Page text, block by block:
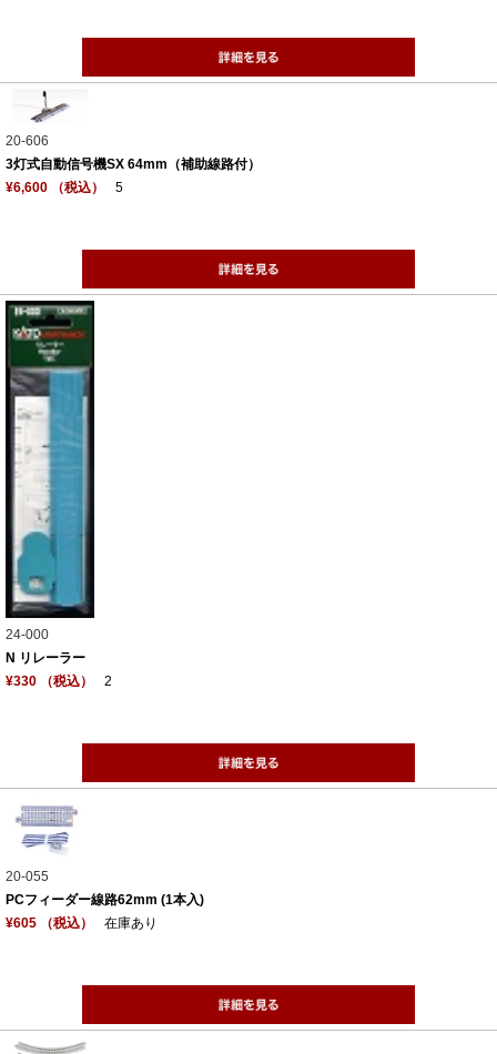
20-606
3灯式自動信号機SX 64mm（補助線路付）
¥6,600 （税込）
5
24-000
N リレーラー
¥330 （税込）
2
20-055
PCフィーダー線路62mm (1本入)
¥605 （税込）
在庫あり